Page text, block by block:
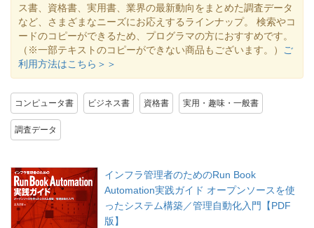
ス書、資格書、実用書、業界の最新動向をまとめた調査データ
など、さまざまなニーズにお応えするラインナップ。 検索やコ
ードのコピーができるため、プログラマの方におすすめです。
（※一部テキストのコピーができない商品もございます。）
ご
利用方法はこちら＞＞
コンピュータ書 ビジネス書 資格書 実用・趣味・一般書
調査データ
インフラ管理者のためのRun Book
Automation実践ガイド オープンソースを使
ったシステム構築／管理自動化入門【PDF
版】